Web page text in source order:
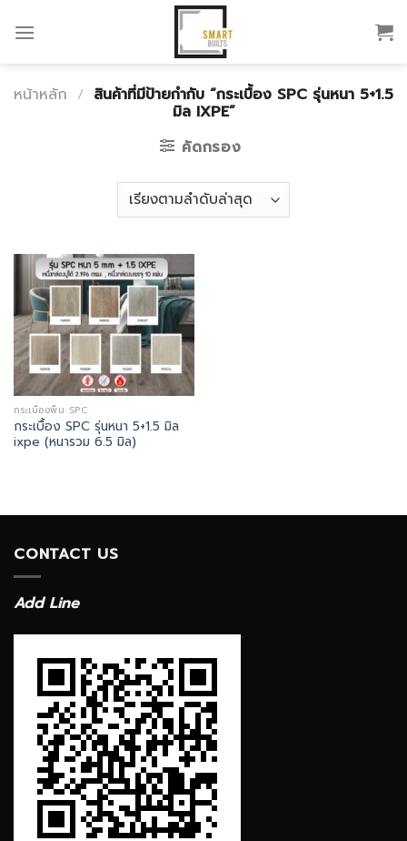
หน้าหลัก / สินค้าที่มีป้ายกำกับ “กระเบื้อง SPC รุ่นหนา 5+1.5
มิล IXPE”
คัดกรอง
กระเบื้องพื้น SPC
กระเบื้อง SPC รุ่นหนา 5+1.5 มิล
ixpe (หนารวม 6.5 มิล)
CONTACT US
Add Line